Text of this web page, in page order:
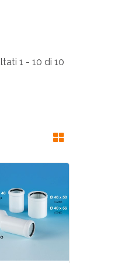
1 - 10 di 10